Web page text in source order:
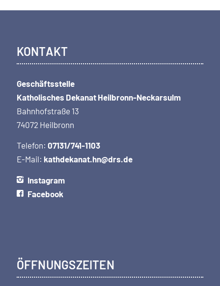
KONTAKT
Geschäftsstelle
Katholisches Dekanat Heilbronn-Neckarsulm
Bahnhofstraße 13
74072 Heilbronn
Telefon: 07131/741-1103
E-Mail: kathdekanat.hn@drs.de
Instagram
Facebook
ÖFFNUNGSZEITEN